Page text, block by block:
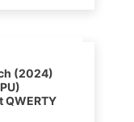
(2024)
QWERTY